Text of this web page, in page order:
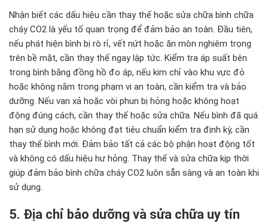
Nhận biết các dấu hiệu cần thay thế hoặc sửa chữa bình chữa
cháy CO2 là yếu tố quan trọng để đảm bảo an toàn. Đầu tiên,
nếu phát hiện bình bị rò rỉ, vết nứt hoặc ăn mòn nghiêm trọng
trên bề mặt, cần thay thế ngay lập tức. Kiểm tra áp suất bên
trong bình bằng đồng hồ đo áp, nếu kim chỉ vào khu vực đỏ
hoặc không nằm trong phạm vi an toàn, cần kiểm tra và bảo
dưỡng. Nếu van xả hoặc vòi phun bị hỏng hoặc không hoạt
động đúng cách, cần thay thế hoặc sửa chữa. Nếu bình đã quá
hạn sử dụng hoặc không đạt tiêu chuẩn kiểm tra định kỳ, cần
thay thế bình mới. Đảm bảo tất cả các bộ phận hoạt động tốt
và không có dấu hiệu hư hỏng. Thay thế và sửa chữa kịp thời
giúp đảm bảo bình chữa cháy CO2 luôn sẵn sàng và an toàn khi
sử dụng.
5. Địa chỉ bảo dưỡng và sửa chữa uy tín